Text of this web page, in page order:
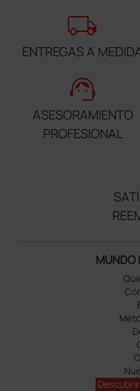
local_shipping
ENTREGAS A
support_agent
ASESORAMIENTO
PROFESIONAL
MUNDO